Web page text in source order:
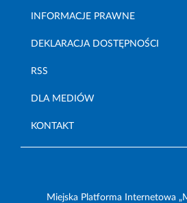
INFORMACJE PRAWNE
DEKLARACJA DOSTĘPNOŚCI
RSS
DLA MEDIÓW
KONTAKT
Miejska Platforma Internetowa